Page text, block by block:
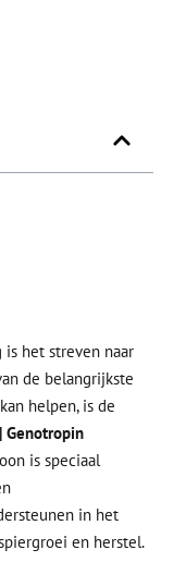
het streven naar
de belangrijkste
helpen, is de
Genotropin
is speciaal
in het
en herstel.